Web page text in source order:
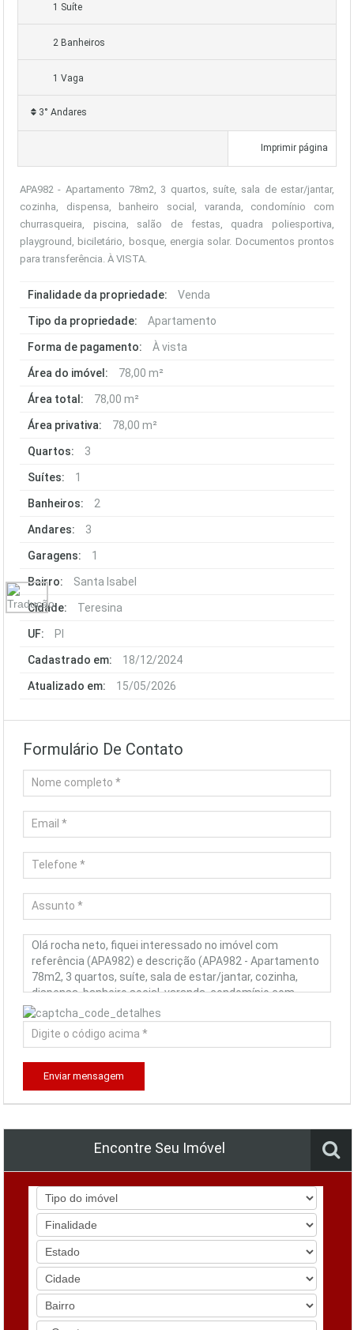
1 Suíte
2 Banheiros
1 Vaga
3° Andares
Imprimir página
APA982 - Apartamento 78m2, 3 quartos, suíte, sala de estar/jantar,
cozinha, dispensa, banheiro social, varanda, condomínio com
churrasqueira, piscina, salão de festas, quadra poliesportiva,
playground, biciletário, bosque, energia solar. Documentos prontos
para transferência. À VISTA.
Finalidade da propriedade: Venda
Tipo da propriedade: Apartamento
Forma de pagamento: À vista
Área do imóvel: 78,00 m²
Área total: 78,00 m²
Área privativa: 78,00 m²
Quartos: 3
Suítes: 1
Banheiros: 2
Andares: 3
Garagens: 1
Bairro: Santa Isabel
Cidade: Teresina
UF: PI
Cadastrado em: 18/12/2024
Atualizado em: 15/05/2026
Formulário De Contato
Enviar mensagem
Encontre Seu Imóvel